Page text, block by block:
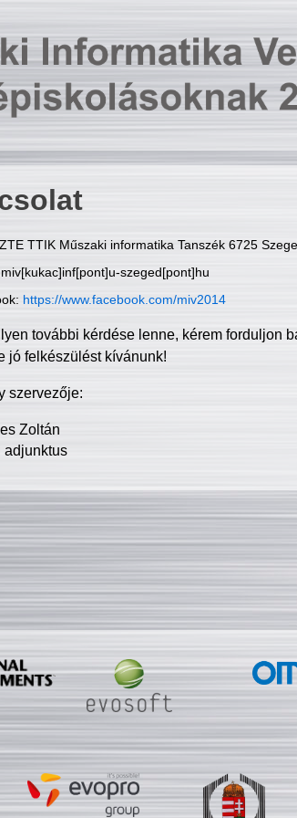
TTIK Műszaki informatika Tanszék 6725
szeged[pont]hu
https://www.facebook.com/miv2014
további kérdése lenne, kérem forduljon
jó felkészülést kívánunk!
szervezője:
Zoltán
adjunktus